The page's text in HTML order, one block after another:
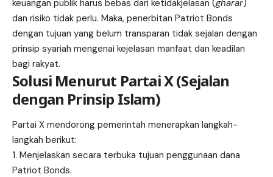
keuangan publik harus bebas dari ketidakjelasan (gharar)
dan risiko tidak perlu. Maka, penerbitan Patriot Bonds
dengan tujuan yang belum transparan tidak sejalan dengan
prinsip syariah mengenai kejelasan manfaat dan keadilan
bagi rakyat.
Solusi Menurut Partai X (Sejalan
dengan Prinsip Islam)
Partai X mendorong pemerintah menerapkan langkah-
langkah berikut:
Menjelaskan secara terbuka tujuan penggunaan dana
Patriot Bonds.